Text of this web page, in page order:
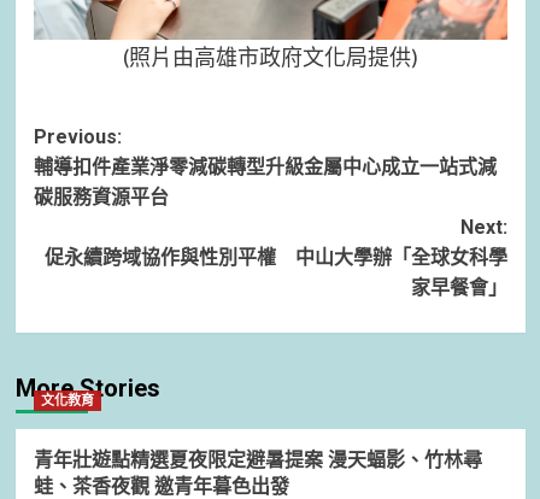
(照片由高雄市政府文化局提供)
Post
navigation
Previous:
輔導扣件產業淨零減碳轉型升級金屬中心成立一站式減
碳服務資源平台
Next:
促永續跨域協作與性別平權 中山大學辦「全球女科學
家早餐會」
More Stories
文化教育
青年壯遊點精選夏夜限定避暑提案 漫天蝠影、竹林尋
蛙、茶香夜觀 邀青年暮色出發